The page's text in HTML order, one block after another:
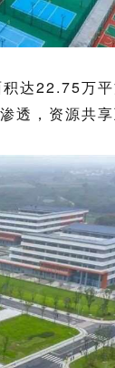
达22.75万
透，资源共享